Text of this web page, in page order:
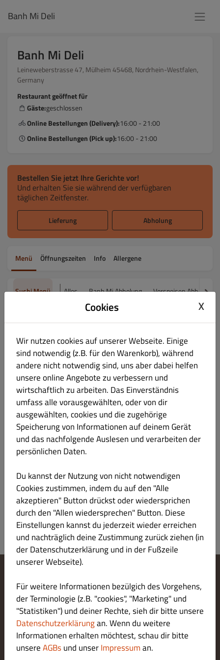
Banh Mi Deli
Banh Mi Deli
Leineweberstrasse 47, Mülheim 45468, Nordrhein-Westfalen,
Germany
Restaurant geöffnet für
Gäste:geschlossen
Online Bestellungen (Delivery):16:00 - 21:00
Online Bestellungen (Pick up):16:00 - 21:00
Bestellen Sie jetzt Ihre Gerichte vor!
Und erhalten Sie sie während der verfügbaren
täglichen Zeitfenster.
Lieferung Abholung
Menü Öffnungszeiten Info Allergene
Sushi Menü Alles Banh Mi Abholung Vorspeisen Abholung
Sushi Menü
Sushi Mix für 1 Person - Abholung € 14.90
25 Stk. Sushi (8 Hoso/16 Ura/1 Nigiri)
Produktinformation
Sushi Mix für 2 Personen - Abholung € 29.90
Produktinformation
Cookie-Einstellungen ändern
Kontaktiere uns
Datenschutzerklärung
Allgemeine Geschäftsbedingungen
Impressum
LIEFERUNG ZAHLUNGSARTEN
Cookies X
Wir nutzen cookies auf unserer Webseite. Einige
sind notwendig (z.B. für den Warenkorb), während
andere nicht notwendig sind, uns aber dabei helfen
unsere online Angebote zu verbessern und
wirtschaftlich zu arbeiten. Das Einverständnis
umfass alle vorausgewählten, oder von dir
ausgewählten, cookies und die zugehörige
Speicherung von Informationen auf deinem Gerät
und das nachfolgende Auslesen und verarbeiten der
persönlichen Daten.
Du kannst der Nutzung von nicht notwendigen
Cookies zustimmen, indem du auf den "Alle
akzeptieren" Button drückst oder wiedersprichen
durch den "Allen wiedersprechen" Button. Diese
Einstellungen kannst du jederzeit wieder erreichen
und nachträglich deine Zustimmung zurück ziehen (in
der Datenschutzerklärung und in der Fußzeile
unserer Webseite).
Für weitere Informationen bezülgich des Vorgehens,
der Terminologie (z.B. "cookies", "Marketing" und
"Statistiken") und deiner Rechte, sieh dir bitte unsere
Datenschutzerklärungan. Wenn du weitere
Informationen erhalten möchtest, schau dir bitte
unsereAGBsund unserImpressuman.